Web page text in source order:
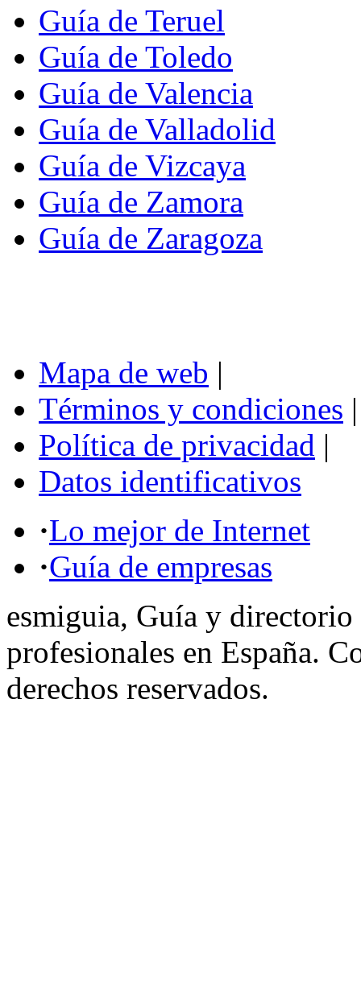
Guía de Teruel
Guía de Toledo
Guía de Valencia
Guía de Valladolid
Guía de Vizcaya
Guía de Zamora
Guía de Zaragoza
Mapa de web |
Términos y condiciones |
Política de privacidad |
Datos identificativos
·Lo mejor de Internet
·Guía de empresas
esmiguia, Guía y directorio
profesionales en España.
derechos reservados.